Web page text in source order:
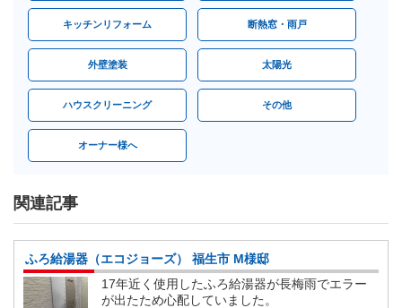
キッチンリフォーム 断熱窓・雨戸
外壁塗装 太陽光
ハウスクリーニング その他
オーナー様へ
関連記事
ふろ給湯器（エコジョーズ） 福生市 M様邸
17年近く使用したふろ給湯器が長梅雨でエラー
が出たため心配していました。